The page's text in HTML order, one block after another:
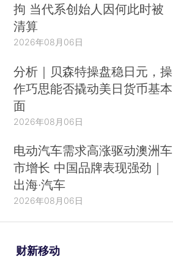
拘 当代系创始人因何此时被
清算
2026年08月06日
分析｜贝森特操盘稳日元，操
作巧思能否撬动美日货币基本
面
2026年08月06日
电动汽车需求高涨驱动澳洲车
市增长 中国品牌表现强劲｜
出海·汽车
2026年08月06日
财新移动